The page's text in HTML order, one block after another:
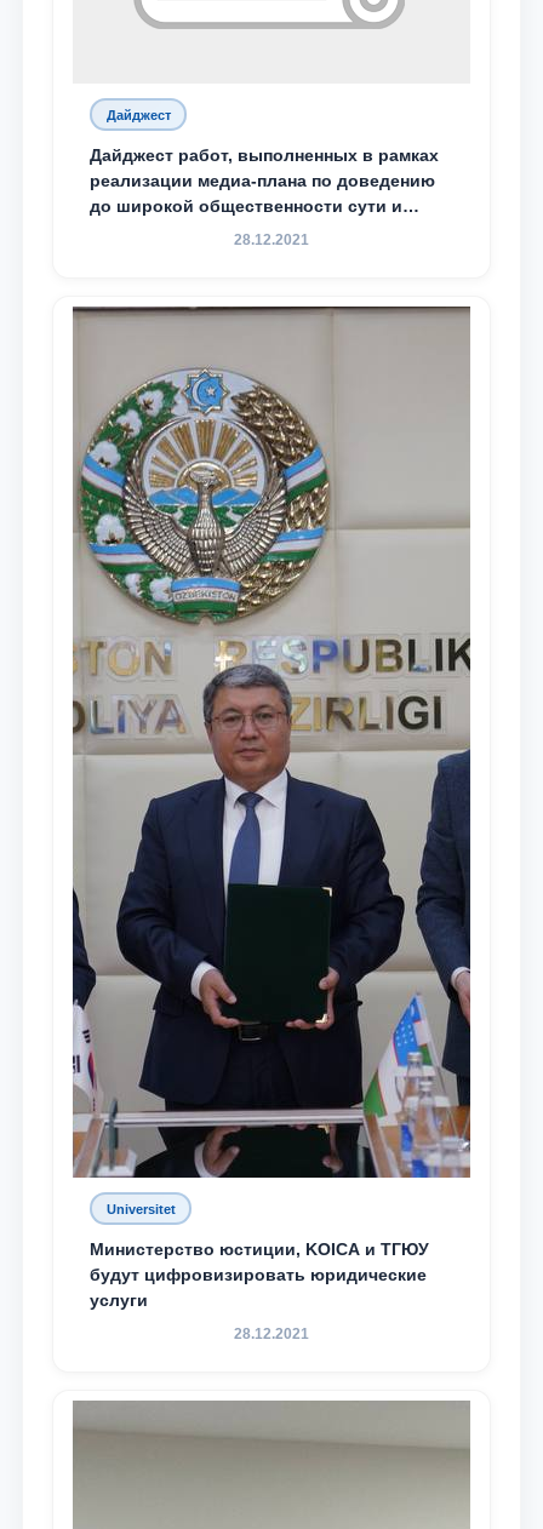
Дайджест
Дайджест работ, выполненных в рамках
реализации медиа-плана по доведению
до широкой общественности сути и
содержания задач, определённых в
Мажлису и народу Узбекистана
28.12.2021
Universitet
Министерство юстиции, KOICA и ТГЮУ
будут цифровизировать юридические
услуги
28.12.2021